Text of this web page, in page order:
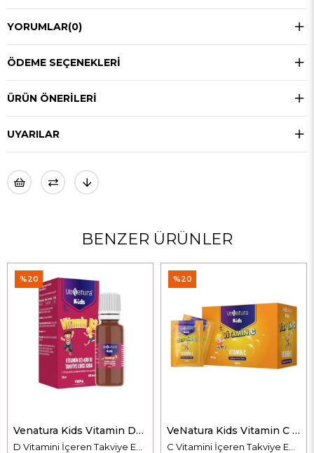
YORUMLAR(0)
ÖDEME SEÇENEKLERI
ÜRÜN ÖNERILERI
UYARILAR
BENZER ÜRÜNLER
Venatura Kids Vitamin D3 400 IU 20 ml 500 Damla
D Vitamini İçeren Takviye Edici Gıda
%20
VeNatura Kids Vitamin C 30 Saşe
C Vitamini İçeren Takviye Edici Gıda
%20